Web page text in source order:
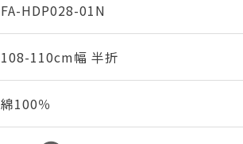
FA-HDP028-01N
108-110cm幅 半折
綿100％